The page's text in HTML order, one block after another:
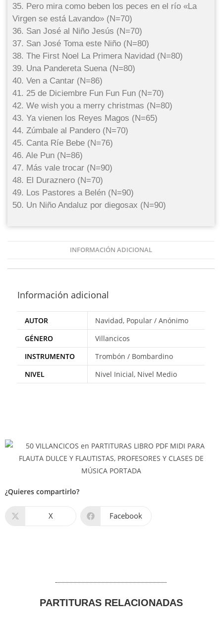
¿Quieres compartirlo?
X Facebook
35. Pero mira como beben los peces en el río «La
Virgen se está Lavando» (N=70)
36. San José al Niño Jesús (N=70)
37. San José Toma este Niño (N=80)
38. The First Noel La Primera Navidad (N=80)
39. Una Pandereta Suena (N=80)
40. Ven a Cantar (N=86)
41. 25 de Diciembre Fun Fun Fun (N=70)
42. We wish you a merry christmas (N=80)
43. Ya vienen los Reyes Magos (N=65)
44. Zúmbale al Pandero (N=70)
45. Canta Ríe Bebe (N=76)
46. Ale Pun (N=86)
47. Más vale trocar (N=90)
48. El Duraznero (N=70)
49. Los Pastores a Belén (N=90)
50. Un Niño Andaluz por diegosax (N=90)
INFORMACIÓN ADICIONAL
Información adicional
AUTOR
Navidad, Popular / Anónimo
GÉNERO
Villancicos
INSTRUMENTO
Trombón / Bombardino
NIVEL
Nivel Inicial, Nivel Medio
PARTITURAS RELACIONADAS